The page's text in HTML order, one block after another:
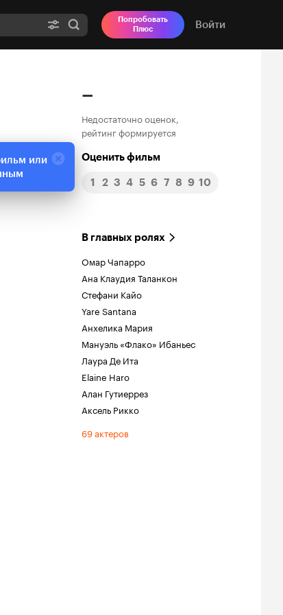
Попробовать
Плюс
Войти
–
Недостаточно оценок,
рейтинг формируется
Оценить фильм
1 2 3 4 5 6 7 8 9 10
В главных ролях
Омар Чапарро
Ана Клаудия Таланкон
Стефани Кайо
Yare Santana
Анхелика Мария
Мануэль «Флако» Ибаньес
Лаура Де Ита
Elaine Haro
Алан Гутиеррез
Аксель Рикко
69 актеров
или